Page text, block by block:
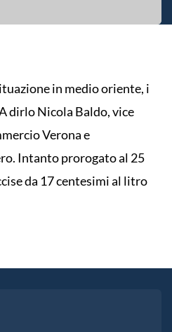
in medio oriente, i
dirlo Nicola Baldo, vice
Verona e
Intanto prorogato al 25
da 17 centesimi al litro